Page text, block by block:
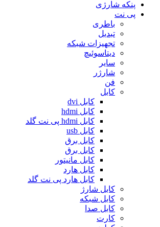
پنکه شارژی
پی نت
باطری
تبدیل
تجهیزات شبکه
دیتاسوئیچ
سایر
شارژر
فن
کابل
کابل dvi
کابل hdmi
کابل hdmi پی نت گلد
کابل usb
کابل برق
کابل برق
کابل مانیتور
کابل هارد
کابل هارد پی نت گلد
کابل شارژ
کابل شبکه
کابل صدا
کارت